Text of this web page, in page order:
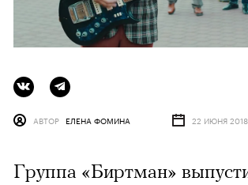
АВТОР ЕЛЕНА ФОМИНА 22 ИЮНЯ 2018
Группа «Биртман»